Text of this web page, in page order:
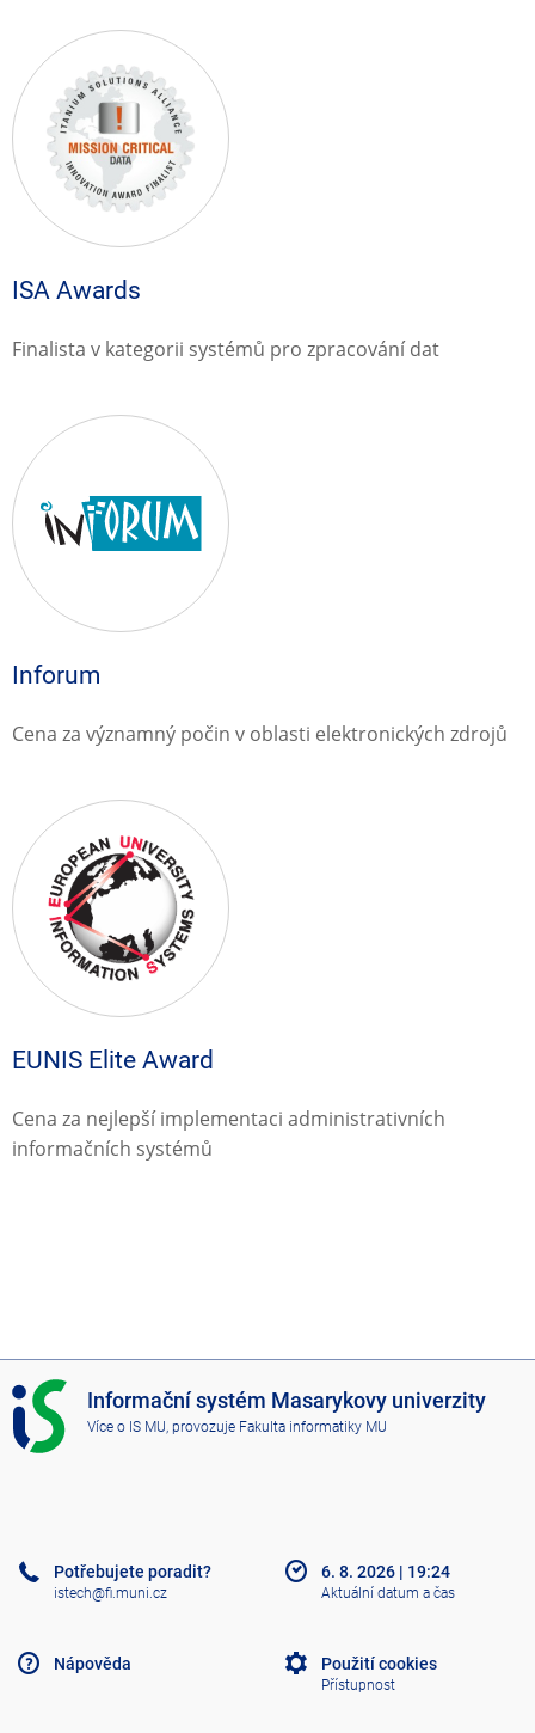
ISA Awards
Finalista v kategorii systémů pro zpracování dat
Inforum
Cena za významný počin v oblasti elektronických zdrojů
EUNIS Elite Award
Cena za nejlepší implementaci administrativních
informačních systémů
I
S
M
Informační systém Masarykovy univerzity
Více o IS MU, provozuje Fakulta informatiky MU
Potřebujete poradit?
istech@fi.muni.cz
Nápověda
6. 8. 2026 | 19:24
Aktuální datum a čas
Použití cookies
Přístupnost